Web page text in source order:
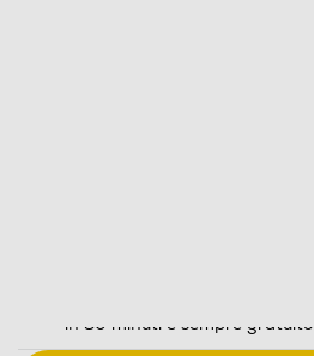
in 30 minuti e sempre gratuito